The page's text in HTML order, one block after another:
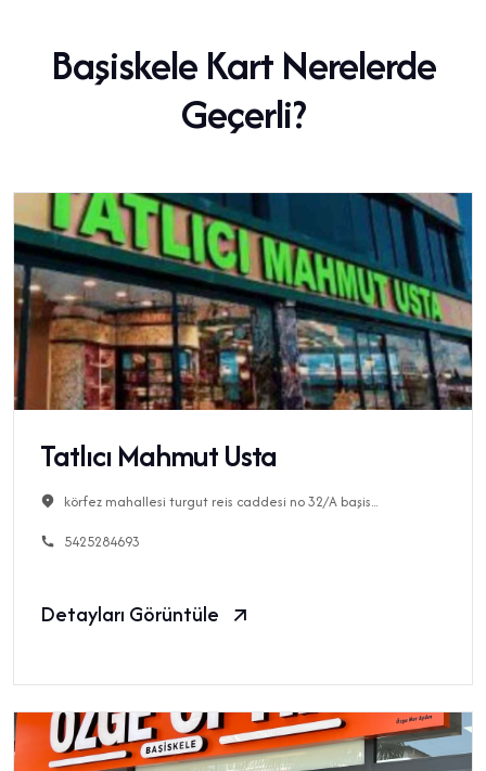
Başiskele Kart Nerelerde
Geçerli?
Tatlıcı Mahmut Usta
körfez mahallesi turgut reis caddesi no 32/A başis...
5425284693
Detayları Görüntüle